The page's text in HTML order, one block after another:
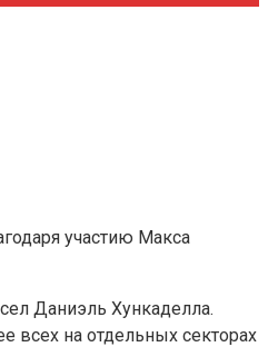
участию Макса
Даниэль Хункаделла.
всех на отдельных секторах